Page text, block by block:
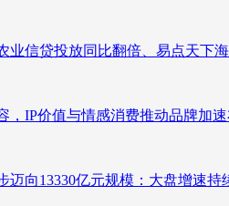
业信贷投放同比翻倍、易点天下
，IP价值与情感消费推动品牌加
迈向13330亿元规模：大盘增速